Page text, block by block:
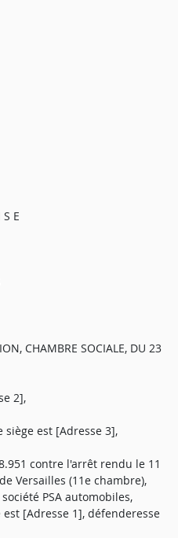
E
CHAMBRE SOCIALE, DU 23
2],
siège est [Adresse 3],
contre l'arrêt rendu le 11
Versailles (11e chambre),
PSA automobiles,
[Adresse 1], défenderesse